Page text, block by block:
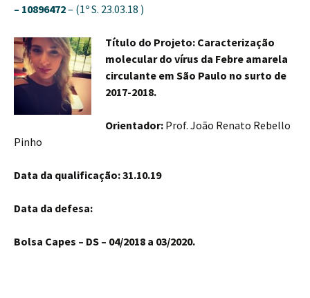
– 10896472– (1º S. 23.03.18 )
Título do Projeto: Caracterização
molecular do vírus da Febre amarela
circulante em São Paulo no surto de
2017-2018.
Orientador: Prof. João Renato Rebello
Pinho
Data da qualificação: 31.10.19
Data da defesa:
Bolsa Capes – DS – 04/2018 a 03/2020.